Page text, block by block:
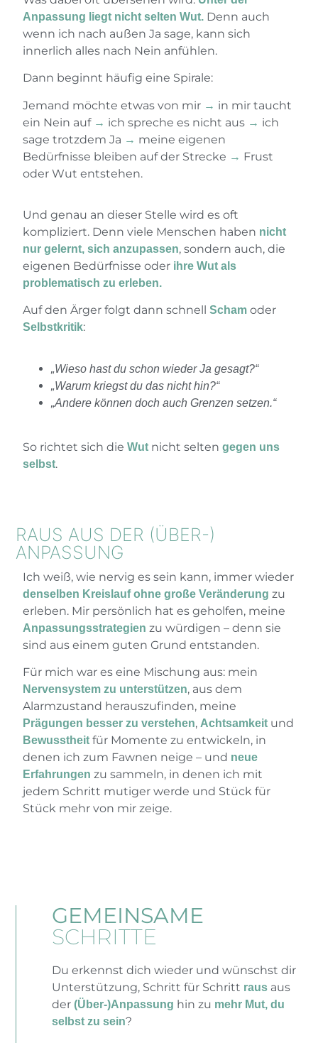
Anpassung liegt nicht selten Wut. Denn auch
wenn ich nach außen Ja sage, kann sich
innerlich alles nach Nein anfühlen.
Dann beginnt häufig eine Spirale:
Jemand möchte etwas von mir → in mir taucht
ein Nein auf → ich spreche es nicht aus → ich
sage trotzdem Ja → meine eigenen
Bedürfnisse bleiben auf der Strecke → Frust
oder Wut entstehen.
Und genau an dieser Stelle wird es oft
kompliziert. Denn viele Menschen haben nicht
nur gelernt, sich anzupassen, sondern auch, die
eigenen Bedürfnisse oder ihre Wut als
problematisch zu erleben.
Auf den Ärger folgt dann schnellScham oder
Selbstkritik:
„Wieso hast du schon wieder Ja gesagt?“
„Warum kriegst du das nicht hin?“
„Andere können doch auch Grenzen setzen.“
So richtet sich dieWut nicht seltengegen uns
selbst.
RAUS AUS DER (ÜBER-)
ANPASSUNG
Ich weiß, wie nervig es sein kann, immer wieder
denselben Kreislauf ohne große Veränderung zu
erleben. Mir persönlich hat es geholfen, meine
Anpassungsstrategien zu würdigen – denn sie
sind aus einem guten Grund entstanden.
Für mich war es eine Mischung aus: mein
Nervensystem zu unterstützen, aus dem
Alarmzustand herauszufinden, meine
Prägungen besser zu verstehen,Achtsamkeit und
Bewusstheit für Momente zu entwickeln, in
denen ich zum Fawnen neige – und neue
Erfahrungen zu sammeln, in denen ich mit
jedem Schritt mutiger werde und Stück für
Stück mehr von mir zeige.
GEMEINSAME
SCHRITTE
Du erkennst dich wieder und wünschst dir
Unterstützung, Schritt für Schritt raus aus
der(Über-)Anpassung hin zu mehr Mut, du
selbst zu sein?